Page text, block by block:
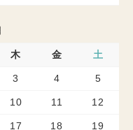
木 金 土
3 4 5
10 11 12
17 18 19